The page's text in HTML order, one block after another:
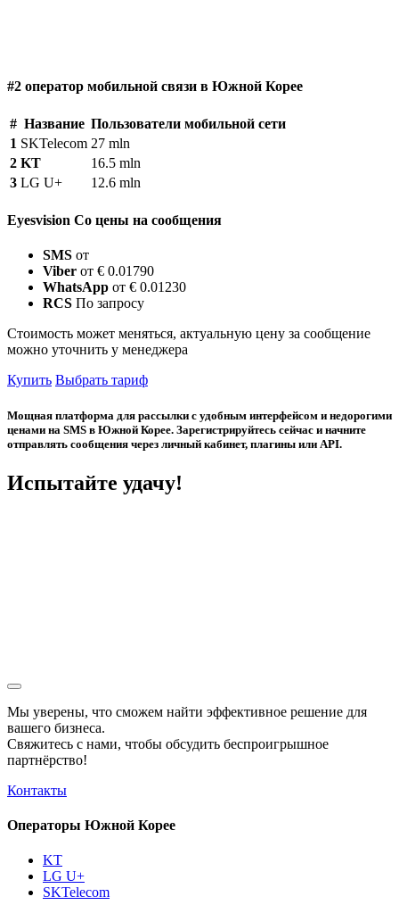
#2 оператор мобильной связи в Южной Корее
# Название Пользователи мобильной сети
1 SKTelecom 27 mln
2 KT
16.5 mln
3 LG U+ 12.6 mln
Eyesvision Co цены на сообщения
SMS от
Viber от € 0.01790
WhatsApp от € 0.01230
RCS По запросу
Стоимость может меняться, актуальную цену за сообщение
можно уточнить у менеджера
Купить Выбрать тариф
Мощная платформа для рассылки с удобным интерфейсом и недорогими
ценами на SMS в Южной Корее. Зарегистрируйтесь сейчас и начните
отправлять сообщения через личный кабинет, плагины или API.
Испытайте удачу!
Мы уверены, что сможем найти эффективное решение для
вашего бизнеса.
Свяжитесь с нами, чтобы обсудить беспроигрышное
партнёрство!
Контакты
Операторы Южной Корее
KT
LG U+
SKTelecom